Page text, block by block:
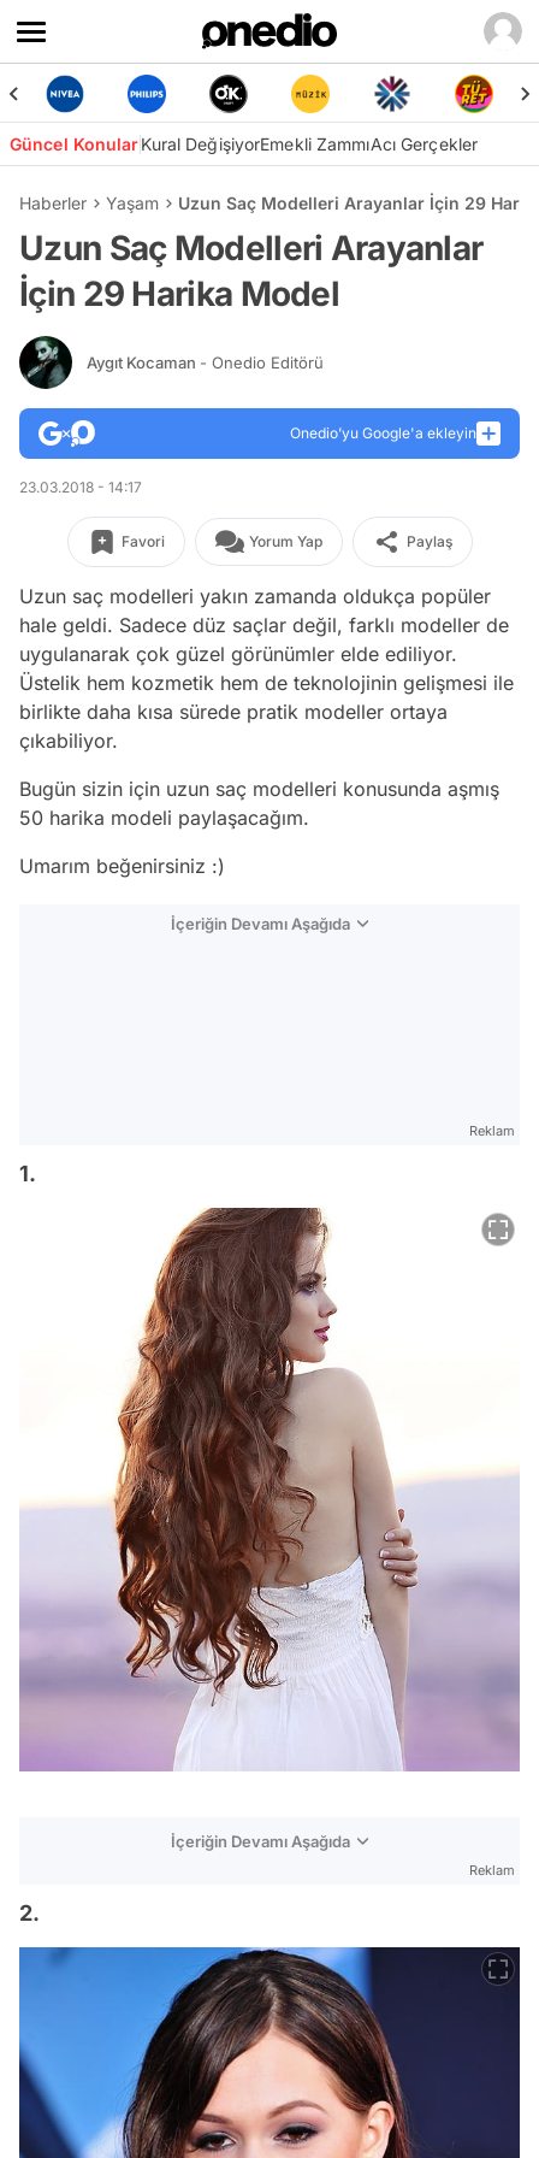
Güncel KonularKural DeğişiyorEmekli ZammıAcı Gerçekler
Haberler Yaşam Uzun Saç Modelleri Arayanlar İçin 29
Uzun Saç Modelleri Arayanlar
İçin 29 Harika Model
Aygıt Kocaman - Onedio Editörü
Onedio’yu Google'a ekleyin
23.03.2018 - 14:17
Favori Yorum Yap Paylaş
Uzun saç modelleri yakın zamanda oldukça popüler
hale geldi. Sadece düz saçlar değil, farklı modeller de
uygulanarak çok güzel görünümler elde ediliyor.
Üstelik hem kozmetik hem de teknolojinin gelişmesi ile
birlikte daha kısa sürede pratik modeller ortaya
çıkabiliyor.
Bugün sizin için uzun saç modelleri konusunda aşmış
50 harika modeli paylaşacağım.
Umarım beğenirsiniz :)
İçeriğin Devamı Aşağıda
Reklam
1.
İçeriğin Devamı Aşağıda
Reklam
2.